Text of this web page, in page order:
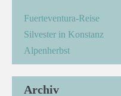
Fuerteventura-Reise
Silvester in Konstanz
Alpenherbst
Archiv